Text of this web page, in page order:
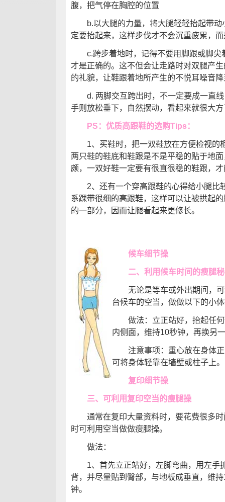
腹，把气停在胸腔的位置
b.以大腿的力量，将大腿轻轻抬起带动
定要抬起来，这样步伐才不会沉重疲累，
c.跨步着地时，记得不要用脚跟或脚尖
才是正确的。这不但会让走路时对双腿产
的礼貌，让鞋跟着地所产生的不悦耳噪音
d. 两脚交互跨出时，不一定要成一直线
手则放松垂下，自然摆动，看起来就很大
PS：优质高跟鞋的选购Tips：
1、买鞋时，把一双鞋放在方便检视的
两只鞋的鞋底和鞋跟是不是平稳的贴于地
颇，一双好鞋一定要有很直很稳的鞋跟，
2、还有一个穿高跟鞋的心得给小腿比
系踝带很细的高跟鞋，这样可以让被拱起
的一部分，因而让腿看起来更修长。
候车细节操
二、利用候车时间的瘦腿
无论是等车或外出期间，可
台候车的空当，做做以下的小
做法：立正站好，抬起任何
内侧面，维持10秒钟，再换另
注意事项：重心放在身体正
可将身体轻靠在墙壁或柱子上。
复印细节操
三、可利用复印空当的瘦腿操
通常在复印大量资料时，要花费很多时
时可利用空当做做瘦腿操。
做法：
1、首先立正站好，左脚弯曲，用左手
背，并尽量贴到臀部，与地板成垂直，维
钟。